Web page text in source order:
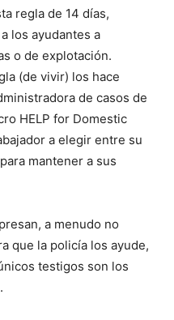
regla de 14 días,
los ayudantes a
o de explotación.
(de vivir) los hace
de casos de
HELP for Domestic
a elegir entre su
mantener a sus
a menudo no
que la policía los ayude,
testigos son los